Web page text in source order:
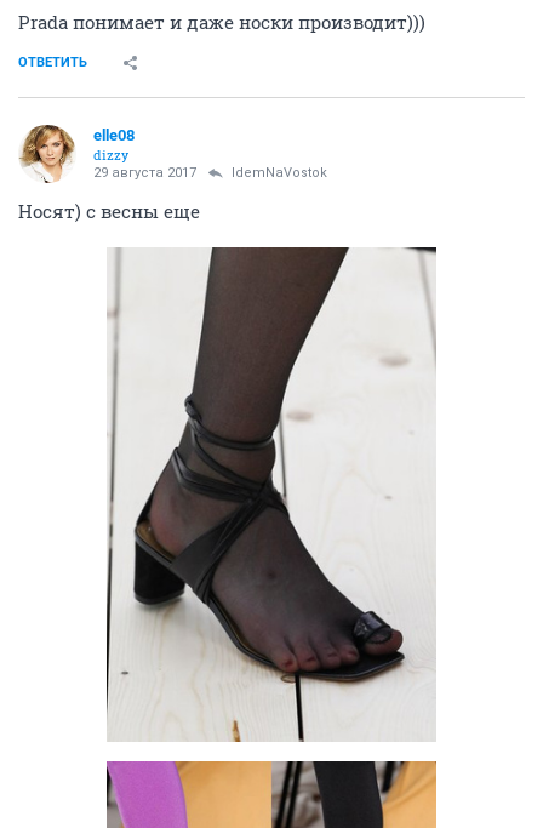
Prada понимает и даже носки производит)))
ОТВЕТИТЬ
elle08
dizzy
29 августа 2017 IdemNaVostok
Носят) с весны еще